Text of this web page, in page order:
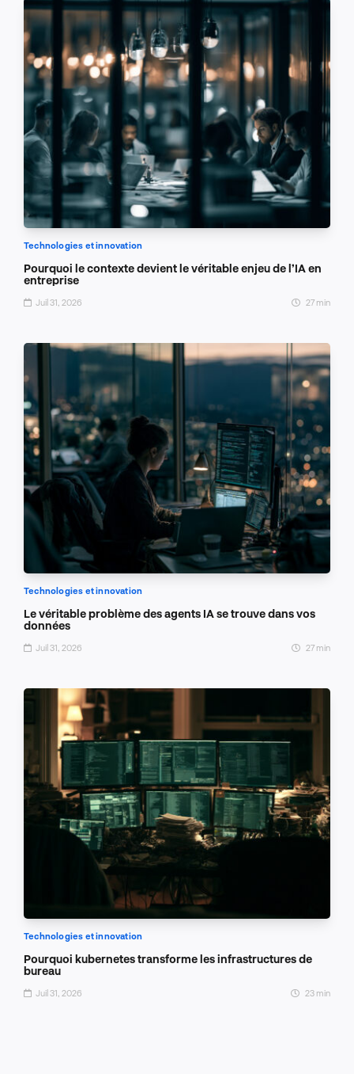
Technologies et innovation
Pourquoi le contexte devient le véritable enjeu de l’IA en
entreprise
Juil 31, 2026 27 min
Technologies et innovation
Le véritable problème des agents IA se trouve dans vos
données
Juil 31, 2026 27 min
Technologies et innovation
Pourquoi kubernetes transforme les infrastructures de
bureau
Juil 31, 2026 23 min